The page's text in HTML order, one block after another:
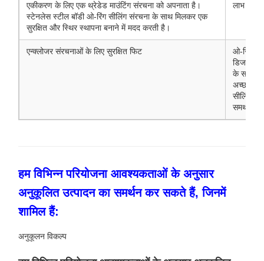
एकीकरण के लिए एक थ्रेडेड माउंटिंग संरचना को अपनाता है।
स्टेनलेस स्टील बॉडी ओ-रिंग सीलिंग संरचना के साथ मिलकर एक
सुरक्षित और स्थिर स्थापना बनाने में मदद करती है।
लाभ
एन्क्लोजर संरचनाओं के लिए सुरक्षित फिट
ओ-रिंग
डिजाइन
के साथ
अच्छा
सीलिंग
समर्थन
हम विभिन्न परियोजना आवश्यकताओं के अनुसार
अनुकूलित उत्पादन का समर्थन कर सकते हैं, जिनमें
शामिल हैं:
अनुकूलन विकल्प